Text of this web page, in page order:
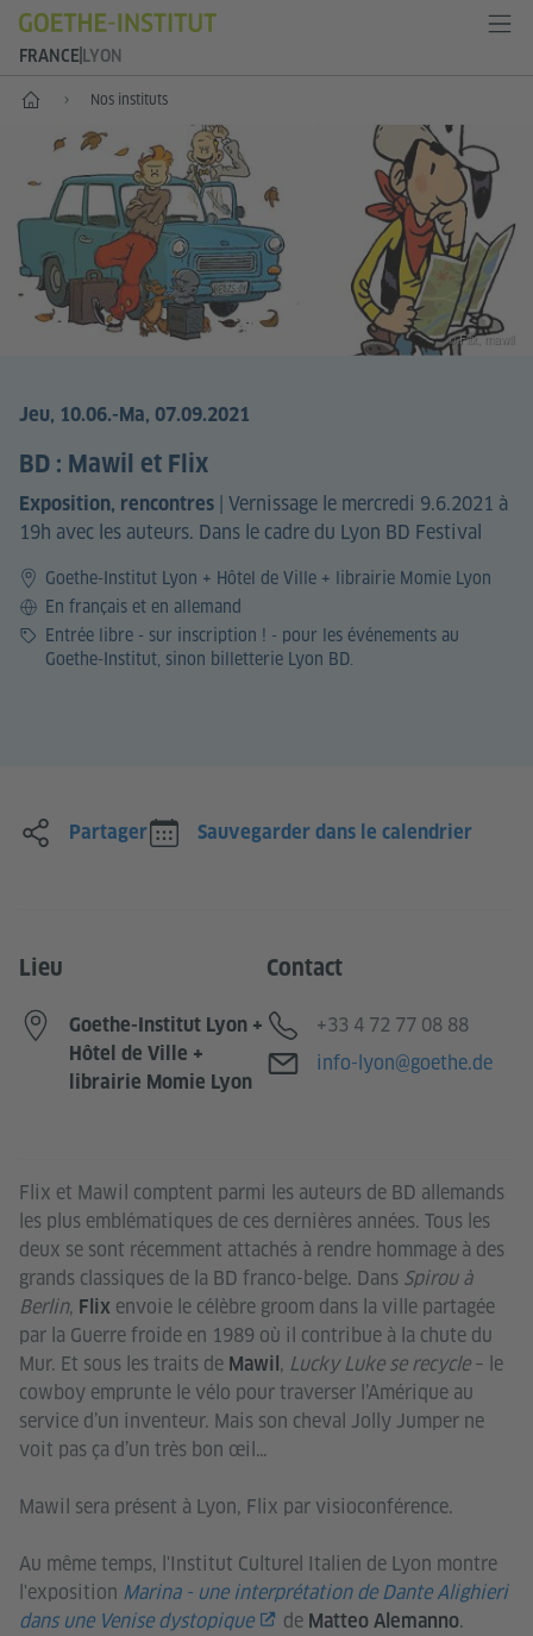
FRANCE LYON
Accueil Nos instituts
Jeu, 10.06.-Ma, 07.09.2021
BD : Mawil et Flix
Exposition, rencontres | Vernissage le mercredi 9.6.2021 à
19h avec les auteurs. Dans le cadre du Lyon BD Festival
Goethe-Institut Lyon + Hôtel de Ville + librairie Momie Lyon
LangueEn français et en allemand
PrixEntrée libre - sur inscription ! - pour les événements au
Goethe-Institut, sinon billetterie Lyon BD.
© Flix, mawil
Flix et Mawil comptent parmi les auteurs de BD allemands
les plus emblématiques de ces dernières années. Tous les
deux se sont récemment attachés à rendre hommage à des
grands classiques de la BD franco-belge. Dans Spirou à
Berlin, Flix envoie le célèbre groom dans la ville partagée
par la Guerre froide en 1989 où il contribue à la chute du
Mur. Et sous les traits de Mawil , Lucky Luke se recycle– le
cowboy emprunte le vélo pour traverser l’Amérique au
service d’un inventeur. Mais son cheval Jolly Jumper ne
voit pas ça d’un très bon œil…
Mawil sera présent à Lyon, Flix par visioconférence.
Au même temps, l'Institut Culturel Italien de Lyon montre
l'exposition Marina - une interprétation de Dante Alighieri
dans une Venise dystopique
de Matteo Alemanno.
Partager Sauvegarder dans le calendrier
Lieu
Goethe-Institut Lyon +
Hôtel de Ville +
librairie Momie Lyon
Contact
Téléphone
+33 4 72 77 08 88
Adresse e-mail
info-lyon@goethe.de